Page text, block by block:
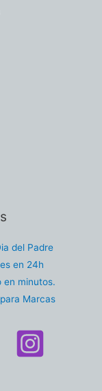
del Padre
en 24h
en minutos.
Marcas